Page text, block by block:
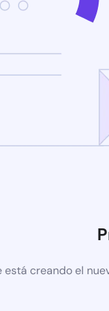
está creando el